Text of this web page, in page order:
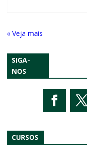
« Entradas Antigas
SIGA-
NOS
CURSOS